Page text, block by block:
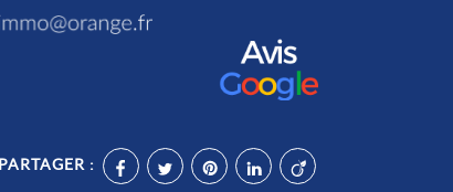
PARTAGER :